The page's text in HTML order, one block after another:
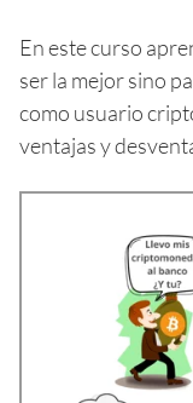
En este curso
ser la mejor sino
como usuario
ventajas y